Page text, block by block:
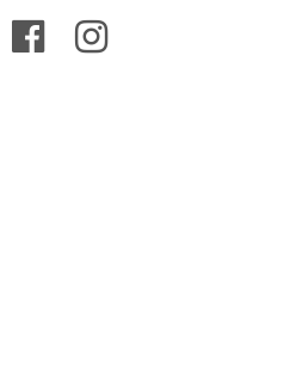
Facebookinstagram